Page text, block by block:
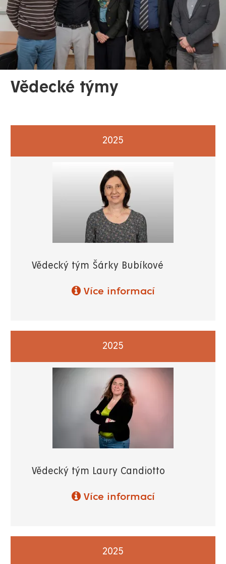
Vědecké týmy
2025
Vědecký tým Šárky Bubíkové
Více informací
2025
Vědecký tým Laury Candiotto
Více informací
2025